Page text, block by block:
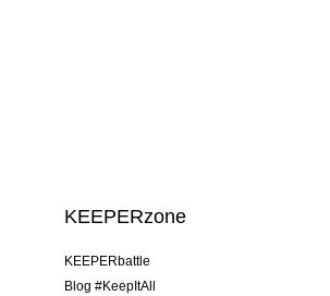
KEEPERzone
KEEPERbattle
Blog #KeepItAll